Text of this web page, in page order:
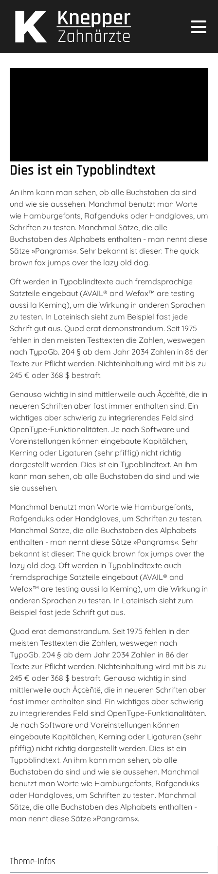
Dies ist ein Typoblindtext
An ihm kann man sehen, ob alle Buchstaben da sind
und wie sie aussehen. Manchmal benutzt man Worte
wie Hamburgefonts, Rafgenduks oder Handgloves, um
Schriften zu testen. Manchmal Sätze, die alle
Buchstaben des Alphabets enthalten - man nennt diese
Sätze »Pangrams«. Sehr bekannt ist dieser: The quick
brown fox jumps over the lazy old dog.
Oft werden in Typoblindtexte auch fremdsprachige
Satzteile eingebaut (AVAIL® and Wefox™ are testing
aussi la Kerning), um die Wirkung in anderen Sprachen
zu testen. In Lateinisch sieht zum Beispiel fast jede
Schrift gut aus. Quod erat demonstrandum. Seit 1975
fehlen in den meisten Testtexten die Zahlen, weswegen
nach TypoGb. 204 § ab dem Jahr 2034 Zahlen in 86 der
Texte zur Pflicht werden. Nichteinhaltung wird mit bis zu
245 € oder 368 $ bestraft.
Genauso wichtig in sind mittlerweile auch Âçcèñtë, die in
neueren Schriften aber fast immer enthalten sind. Ein
wichtiges aber schwierig zu integrierendes Feld sind
OpenType-Funktionalitäten. Je nach Software und
Voreinstellungen können eingebaute Kapitälchen,
Kerning oder Ligaturen (sehr pfiffig) nicht richtig
dargestellt werden. Dies ist ein Typoblindtext. An ihm
kann man sehen, ob alle Buchstaben da sind und wie
sie aussehen.
Manchmal benutzt man Worte wie Hamburgefonts,
Rafgenduks oder Handgloves, um Schriften zu testen.
Manchmal Sätze, die alle Buchstaben des Alphabets
enthalten - man nennt diese Sätze »Pangrams«. Sehr
bekannt ist dieser: The quick brown fox jumps over the
lazy old dog. Oft werden in Typoblindtexte auch
fremdsprachige Satzteile eingebaut (AVAIL® and
Wefox™ are testing aussi la Kerning), um die Wirkung in
anderen Sprachen zu testen. In Lateinisch sieht zum
Beispiel fast jede Schrift gut aus.
Quod erat demonstrandum. Seit 1975 fehlen in den
meisten Testtexten die Zahlen, weswegen nach
TypoGb. 204 § ab dem Jahr 2034 Zahlen in 86 der
Texte zur Pflicht werden. Nichteinhaltung wird mit bis zu
245 € oder 368 $ bestraft. Genauso wichtig in sind
mittlerweile auch Âçcèñtë, die in neueren Schriften aber
fast immer enthalten sind. Ein wichtiges aber schwierig
zu integrierendes Feld sind OpenType-Funktionalitäten.
Je nach Software und Voreinstellungen können
eingebaute Kapitälchen, Kerning oder Ligaturen (sehr
pfiffig) nicht richtig dargestellt werden. Dies ist ein
Typoblindtext. An ihm kann man sehen, ob alle
Buchstaben da sind und wie sie aussehen. Manchmal
benutzt man Worte wie Hamburgefonts, Rafgenduks
oder Handgloves, um Schriften zu testen. Manchmal
Sätze, die alle Buchstaben des Alphabets enthalten -
man nennt diese Sätze »Pangrams«.
Theme-Infos